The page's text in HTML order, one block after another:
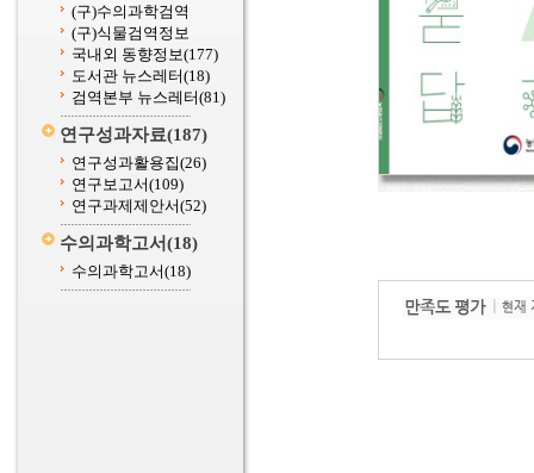
(구)수의과학검역
(구)식물검역정보
국내외 동향정보(177)
도서관 뉴스레터(18)
검역본부 뉴스레터(81)
연구성과자료(187)
연구성과활용집(26)
연구보고서(109)
연구과제제안서(52)
수의과학고서(18)
수의과학고서(18)